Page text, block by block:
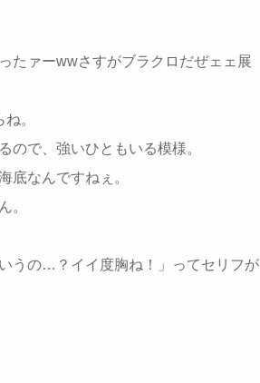
たァーwwさすがブラクロだぜェェ展
。
ので、強いひともいる模様。
底なんですねぇ。
。
うの…？イイ度胸ね！」ってセリフが